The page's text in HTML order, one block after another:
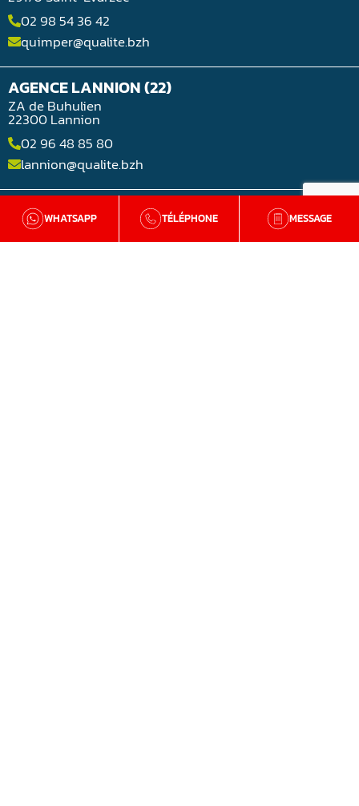
WHATSAPP TÉLÉPHONE MESSAGE
02 98 54 36 42
quimper@qualite.bzh
AGENCE LANNION (22)
ZA de Buhulien
22300 Lannion
02 96 48 85 80
lannion@qualite.bzh
AGENCE LORIENT (56)
Rue Jean-Noël Jégo
56850 Lorient